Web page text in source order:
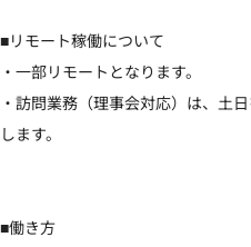
■リモート稼働について
・一部リモートとなります。
・訪問業務（理事会対応）は、土
します。
■働き方